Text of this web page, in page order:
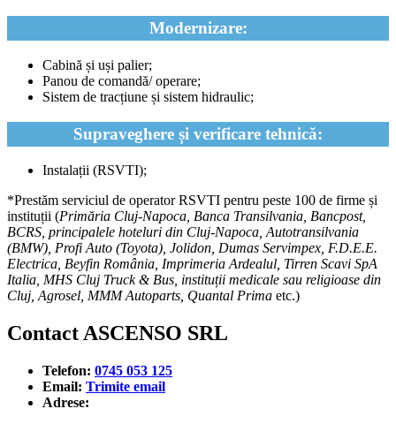
Modernizare:
Cabină și uși palier;
Panou de comandă/ operare;
Sistem de tracțiune și sistem hidraulic;
Supraveghere și verificare tehnică:
Instalații (RSVTI);
*Prestăm serviciul de operator RSVTI pentru peste 100 de firme și
instituții (Primăria Cluj-Napoca, Banca Transilvania, Bancpost,
BCRS, principalele hoteluri din Cluj-Napoca, Autotransilvania
(BMW), Profi Auto (Toyota), Jolidon, Dumas Servimpex, F.D.E.E.
Electrica, Beyfin România, Imprimeria Ardealul, Tirren Scavi SpA
Italia, MHS Cluj Truck & Bus, instituții medicale sau religioase din
Cluj, Agrosel, MMM Autoparts, Quantal Prima etc.)
Contact ASCENSO SRL
Telefon: 0745 053 125
Email: Trimite email
Adrese: